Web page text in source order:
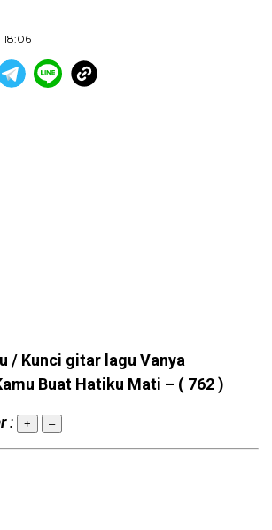
18:06
/ Kunci gitar lagu Vanya
Buat Hatiku Mati – ( 762 )
: + –